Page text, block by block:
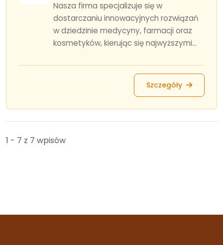
Nasza firma specjalizuje się w
dostarczaniu innowacyjnych rozwiązań
w dziedzinie medycyny, farmacji oraz
kosmetyków, kierując się najwyższymi...
Szczegóły
1 - 7 z 7 wpisów